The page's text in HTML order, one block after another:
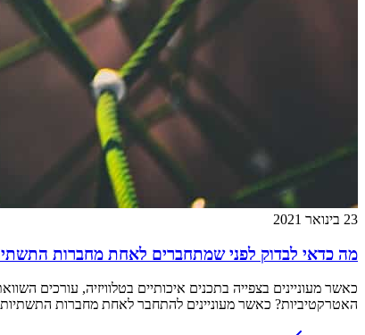
23 בינואר 2021
מה כדאי לבדוק לפני שמתחברים לאחת מחברות
כאשר מעוניינים בצפייה בתכנים איכותיים בטלוויזיה, עורכים
האטרקטיביות? כאשר מעוניינים להתחבר לאחת מחברות